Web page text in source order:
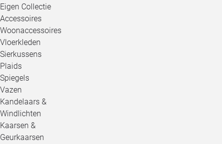
Eigen Collectie
Accessoires
Woonaccessoires
Vloerkleden
Sierkussens
Plaids
Spiegels
Vazen
Kandelaars &
Windlichten
Kaarsen &
Geurkaarsen